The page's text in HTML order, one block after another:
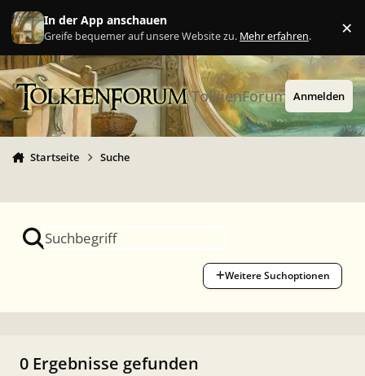
Zu Inhalt springen
In der App anschauen
Greife bequemer auf unsere Website zu. Mehr erfahren. ×
TolkienForum Anmelden
Startseite Suche
Weitere Suchoptionen
0 Ergebnisse gefunden